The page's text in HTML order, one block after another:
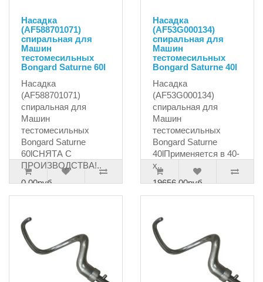
Насадка
(AF588701071)
спиральная для
Машин
тестомесильных
Bongard Saturne 60l
Насадка
(AF588701071)
спиральная для
Машин
тестомесильных
Bongard Saturne
60lСНЯТА С
ПРОИЗВОДСТВА!..
0.00руб.
Насадка
(AF53G000134)
спиральная для
Машин
тестомесильных
Bongard Saturne 40l
Насадка
(AF53G000134)
спиральная для
Машин
тестомесильных
Bongard Saturne
40lПрименяется в 40-
х..
19656.00руб.